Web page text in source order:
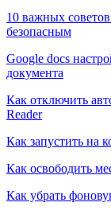
10 важных советов
безопасным
Google docs
документа
Как отключить
Reader
Как запустить на
Как освободить
Как убрать